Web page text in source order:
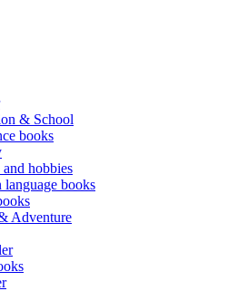
& School
books
hobbies
language books
Adventure